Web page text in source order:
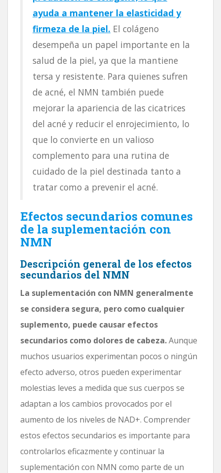
ayuda a mantener la elasticidad y
firmeza de la piel. El colágeno
desempeña un papel importante en la
salud de la piel, ya que la mantiene
tersa y resistente. Para quienes sufren
de acné, el NMN también puede
mejorar la apariencia de las cicatrices
del acné y reducir el enrojecimiento, lo
que lo convierte en un valioso
complemento para una rutina de
cuidado de la piel destinada tanto a
tratar como a prevenir el acné.
Efectos secundarios comunes
de la suplementación con
NMN
Descripción general de los efectos
secundarios del NMN
La suplementación con NMN generalmente
se considera segura, pero como cualquier
suplemento, puede causar efectos
secundarios como dolores de cabeza.Aunque
muchos usuarios experimentan pocos o ningún
efecto adverso, otros pueden experimentar
molestias leves a medida que sus cuerpos se
adaptan a los cambios provocados por el
aumento de los niveles de NAD+. Comprender
estos efectos secundarios es importante para
controlarlos eficazmente y continuar la
suplementación con NMN como parte de un